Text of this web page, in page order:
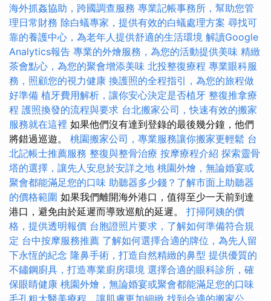
海外抓姦協助，跨國調查服務 專業記帳事務所，幫助您管
理日常財務 除白蟻專家，提供有效的白蟻處理方案 尋找可
靠的養護中心，為老年人提供舒適的生活環境 解讀Google
Analytics報告 專業的外燴服務，為您的活動提供美味 精緻
茶會點心，為您的聚會增添美味 北投整復療程 專業眼科服
務，照顧您的視力健康 換護照的全程指引，為您的旅程做
好準備 植牙費用解析，讓你安心決定是否植牙 整復推拿療
程 護照換發的流程與要求 台北搬家公司，快速有效的搬家
服務就在這裡 如果他們沒有達到登錄的最後幾分鐘，他們
將錯過巡遊。 桃園搬家公司，專業服務讓你搬家更輕鬆 台
北記帳士推薦服務 整復與整骨治療 按摩療程介紹 探索靈骨
塔的選擇，讓先人安息於安詳之地 桃園外燴，無論婚宴或
聚會都能滿足您的口味 助聽器多少錢？了解市面上助聽器
的價格範圍 如果我們離開海外港口，值得至少一天前到達
港口，避免由於延遲而導致巡航的延遲。 打掃阿姨的價
格，提供透明報價 台胞證照片要求，了解如何準備符合規
定 台中按摩服務推薦 了解如何選擇合適的牌位，為先人留
下永恆的紀念 隆鼻手術，打造自然精緻的鼻型 提供優質的
不鏽鋼廚具，打造專業廚房環境 選擇合適的眼科診所，確
保眼睛健康 桃園外燴，無論婚宴或聚會都能滿足您的口味
毛孔粗大醫美療程，讓肌膚更加細緻 找到合適的搬家公